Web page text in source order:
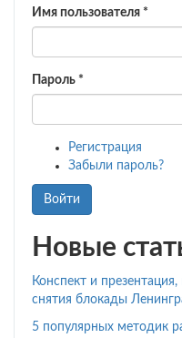
Имя пользователя *
Пароль *
Регистрация
Забыли пароль?
Войти
Новые
Конспект и
снятия блокады
5 популярных методик